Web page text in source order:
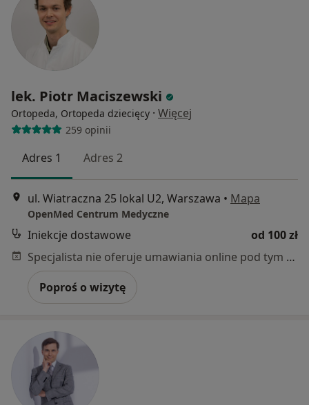
lek. Piotr Maciszewski
Ortopeda, Ortopeda dziecięcy · Więcej
259 opinii
Adres 1 Adres 2
ul. Wiatraczna 25 lokal U2, Warszawa • Mapa
OpenMed Centrum Medyczne
Iniekcje dostawowe
od 100 zł
Specjalista nie oferuje umawiania online pod tym adresem.
Poproś o wizytę